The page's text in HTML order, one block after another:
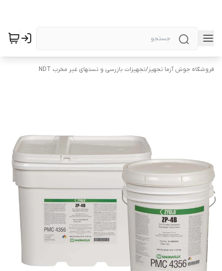
فروشگاه جوش آزما تجهیز/تجهیزات بازرسی و تستهای غیر مخرب NDT